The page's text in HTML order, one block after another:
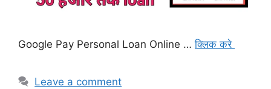
Google Pay Personal Loan Online …क्लिक करे
Leave a comment